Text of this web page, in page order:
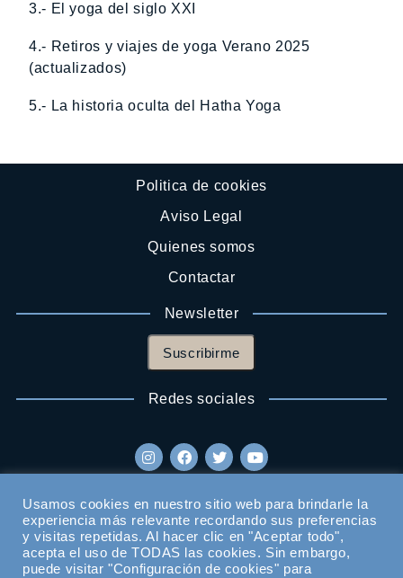
3.- El yoga del siglo XXI
4.- Retiros y viajes de yoga Verano 2025
(actualizados)
5.- La historia oculta del Hatha Yoga
Politica de cookies
Aviso Legal
Quienes somos
Contactar
Newsletter
Suscribirme
Redes sociales
Usamos cookies en nuestro sitio web para brindarle la
experiencia más relevante recordando sus preferencias
y visitas repetidas. Al hacer clic en "Aceptar todo",
acepta el uso de TODAS las cookies. Sin embargo,
puede visitar "Configuración de cookies" para